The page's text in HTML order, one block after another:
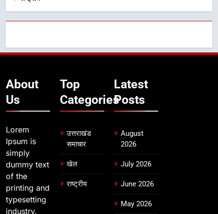
About
Us
Lorem
Ipsum is
simply
dummy text
of the
printing and
typesetting
industry.
Top
Categories
उत्तराखंड
समाचार
खेल
राष्ट्रीय
Latest
Posts
August
2026
July 2026
June 2026
May 2026